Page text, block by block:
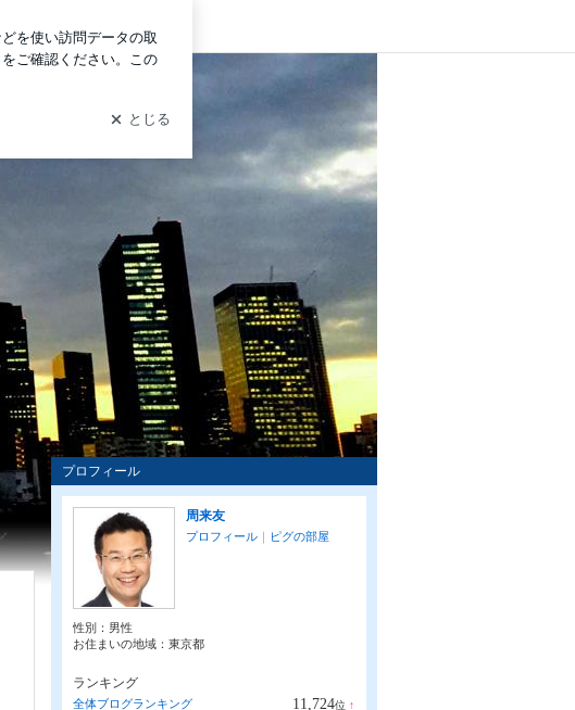
プロフィール
周来友
プロフィール ｜ ピグの部屋
性別： 男性
お住まいの地域： 東京都
ランキング
全体ブログランキング 11,724位 ↑